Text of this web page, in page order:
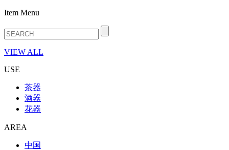
Item Menu
VIEW ALL
USE
茶器
酒器
花器
AREA
中国